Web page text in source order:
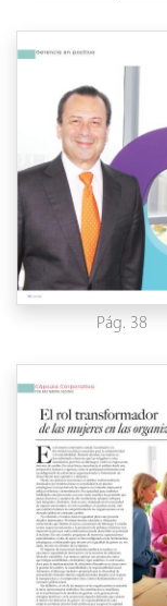
Pág. 38